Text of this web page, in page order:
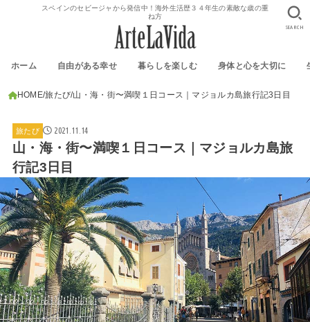
スペインのセビージャから発信中！海外生活歴３４年生の素敵な歳の重
ね方
ホーム 自由がある幸せ 暮らしを楽しむ 身体と心を大切に
SEARCH
HOME 旅たび 山・海・街〜満喫１日コース｜マジョルカ島旅行記3日目
旅たび 2021.11.14
山・海・街〜満喫１日コース｜マジョルカ島旅
行記3日目